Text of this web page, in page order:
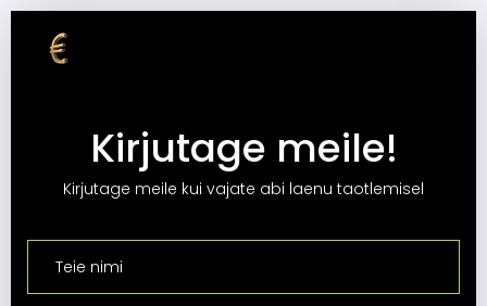
Kirjutage meile!
Kirjutage meile kui vajate abi laenu taotlemisel